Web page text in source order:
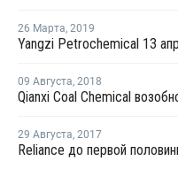
26 Марта, 2019
09 Августа, 2018
29 Августа, 2017